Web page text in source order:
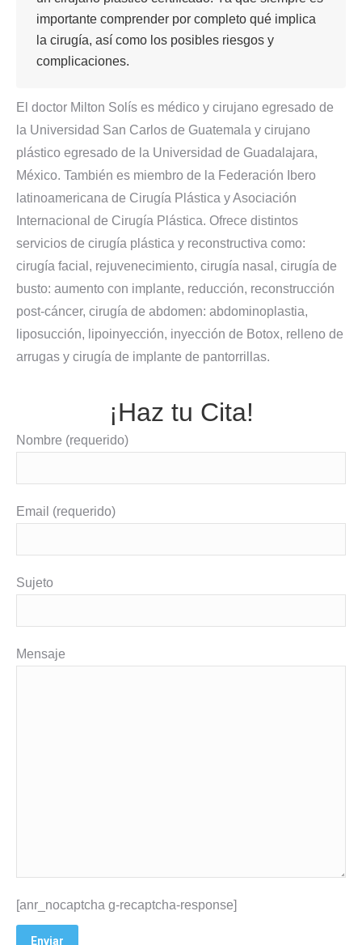
importante comprender por completo qué implica
la cirugía, así como los posibles riesgos y
complicaciones.
El doctor Milton Solís es médico y cirujano egresado de
la Universidad San Carlos de Guatemala y cirujano
plástico egresado de la Universidad de Guadalajara,
México. También es miembro de la Federación Ibero
latinoamericana de Cirugía Plástica y Asociación
Internacional de Cirugía Plástica. Ofrece distintos
servicios de cirugía plástica y reconstructiva como:
cirugía facial, rejuvenecimiento, cirugía nasal, cirugía de
busto: aumento con implante, reducción, reconstrucción
post-cáncer, cirugía de abdomen: abdominoplastia,
liposucción, lipoinyección, inyección de Botox, relleno de
arrugas y cirugía de implante de pantorrillas.
¡Haz tu Cita!
Nombre (requerido)
Email (requerido)
Sujeto
Mensaje
[anr_nocaptcha g-recaptcha-response]